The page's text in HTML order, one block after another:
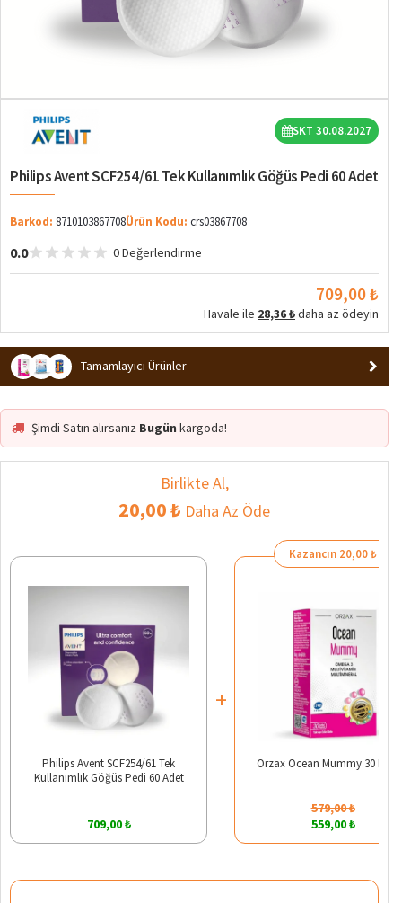
SKT 30.08.2027
Philips Avent SCF254/61 Tek Kullanımlık Göğüs Pedi 60 Adet
Barkod: 8710103867708Ürün Kodu: crs03867708
0.0 0 Değerlendirme
709,00 ₺
Havale ile 28,36 ₺daha az ödeyin
Tamamlayıcı Ürünler
Şimdi Satın alırsanız Bugün kargoda!
Birlikte Al,
20,00 ₺ Daha Az Öde
Philips Avent SCF254/61 Tek
Kullanımlık Göğüs Pedi 60 Adet
709,00 ₺
+
Kazancın 20,00 ₺
Orzax Ocean Mummy 30
579,00 ₺
559,00 ₺